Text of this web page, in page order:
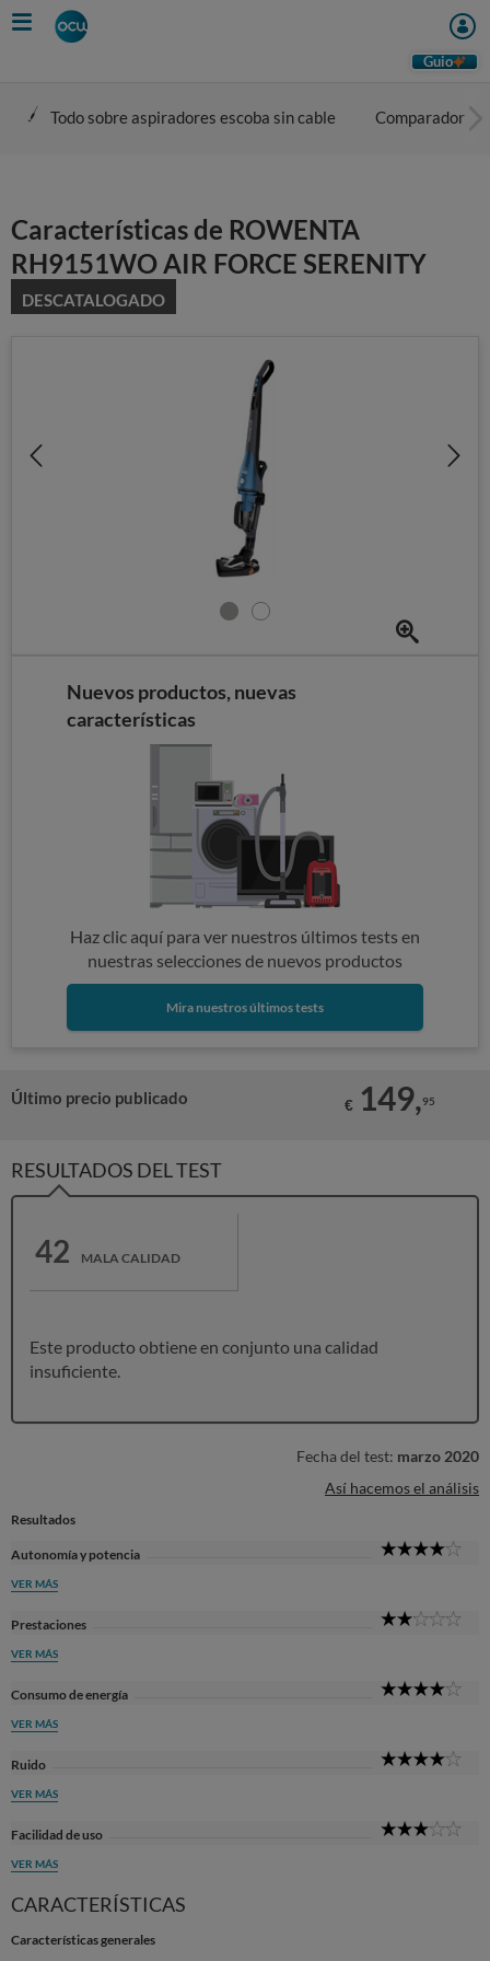
Skip
to
Guio
Todo sobre aspiradores escoba sin cable Comparador
Características de ROWENTA
RH9151WO AIR FORCE SERENITY
DESCATALOGADO
Nuevos productos, nuevas
características
Haz clic aquí para ver nuestros últimos tests en
nuestras selecciones de nuevos productos
Mira nuestros últimos tests
Último precio publicado € 149,95
RESULTADOS DEL TEST
42 MALA CALIDAD
Este producto obtiene en conjunto una calidad
insuficiente.
Fecha del test: marzo 2020
Así hacemos el análisis
Resultados
Autonomía y potencia
VER MÁS
Prestaciones
VER MÁS
Consumo de energía
VER MÁS
Ruido
VER MÁS
Facilidad de uso
VER MÁS
CARACTERÍSTICAS
Características generales